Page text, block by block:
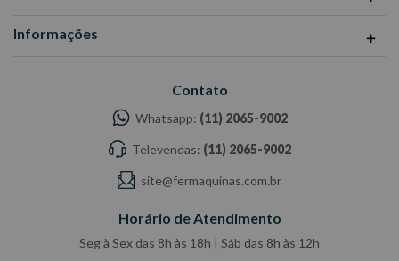
Informações
Contato
Whatsapp: (11) 2065-9002
Televendas: (11) 2065-9002
site@fermaquinas.com.br
Horário de Atendimento
Seg à Sex das 8h às 18h | Sáb das 8h às 12h